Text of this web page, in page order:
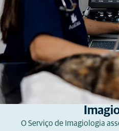
O Serviço de Imagiologia